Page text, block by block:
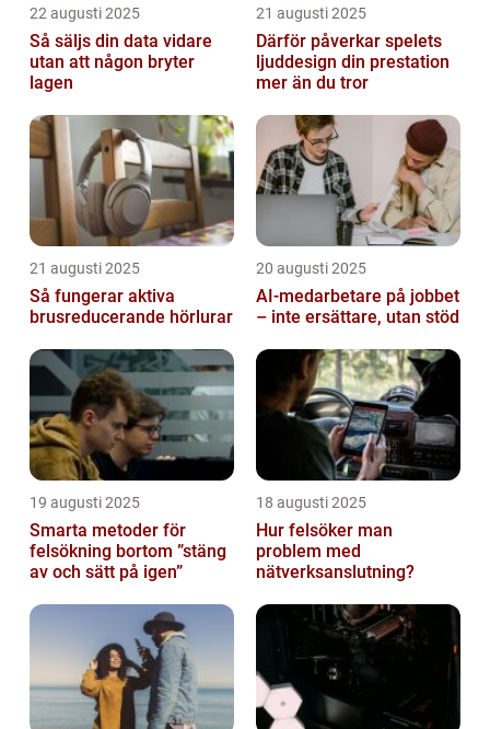
22 augusti 2025
Så säljs din data vidare
utan att någon bryter
lagen
21 augusti 2025
Därför påverkar spelets
ljuddesign din prestation
mer än du tror
21 augusti 2025
Så fungerar aktiva
brusreducerande hörlurar
20 augusti 2025
AI‑medarbetare på jobbet
– inte ersättare, utan stöd
19 augusti 2025
Smarta metoder för
felsökning bortom ”stäng
av och sätt på igen”
18 augusti 2025
Hur felsöker man
problem med
nätverksanslutning?